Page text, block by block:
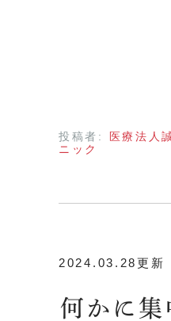
投稿者:
医療法人
ニック
2024.03.28更新
何かに集